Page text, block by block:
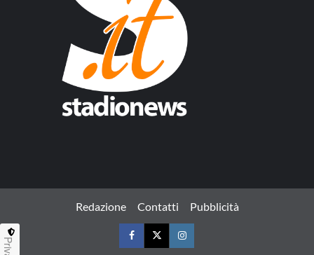
Redazione Contatti Pubblicità
FacebookTwitterInstagram